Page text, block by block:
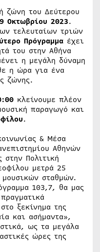
ζώνη του Δεύτερου
Οκτωβρίου 2023.
τελευταίων τριών
Πρόγραμμα έχει
του στην Αθήνα
η μεγάλη δύναμη
η ώρα για ένα
ζώνης.
κλείνουμε πλέον
παραγωγό και
.
& Μέσα
Αθηνών
στην Πολιτική
μετρά 25
σταθμών.
103,7, θα μας
ξεκίνημα της
και ασήμαντα»,
ως τα μεγάλα
ώρες της